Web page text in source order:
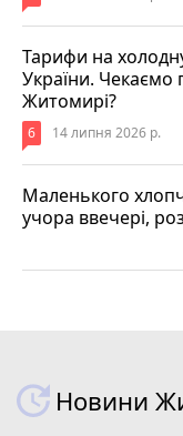
Тарифи на
України. Чекаємо
Житомирі?
6 14 липня 2026 р.
Маленького
учора ввечері,
Новини